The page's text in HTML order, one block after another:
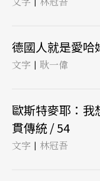
德國人就是愛哈
文字 | 耿一偉
歐斯特麥耶：我
貫傳統 / 54
文字 | 林冠吾